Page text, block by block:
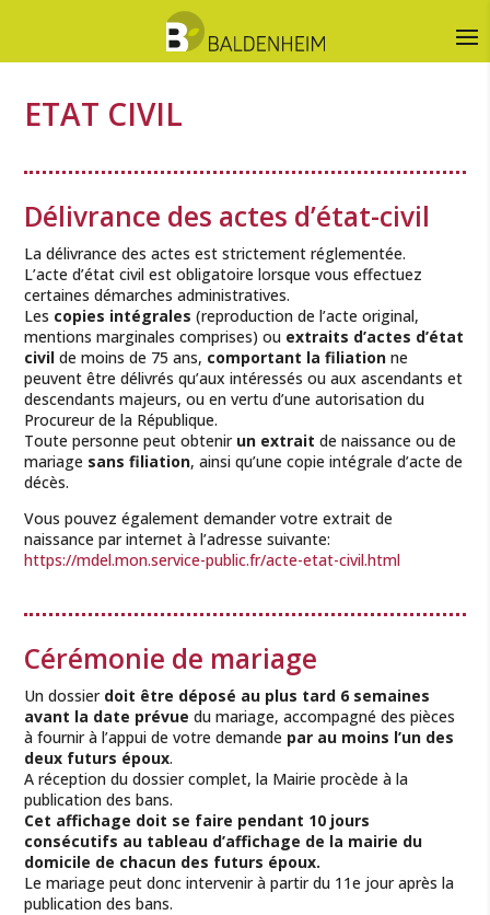
ETAT CIVIL
Délivrance des actes d’état-civil
La délivrance des actes est strictement réglementée.
L’acte d’état civil est obligatoire lorsque vous effectuez
certaines démarches administratives.
Les copies intégrales (reproduction de l’acte original,
mentions marginales comprises) ou extraits d’actes d’état
civil de moins de 75 ans, comportant la filiation ne
peuvent être délivrés qu’aux intéressés ou aux ascendants et
descendants majeurs, ou en vertu d’une autorisation du
Procureur de la République.
Toute personne peut obtenir un extrait de naissance ou de
mariage sans filiation, ainsi qu’une copie intégrale d’acte de
décès.
Vous pouvez également demander votre extrait de
naissance par internet à l’adresse suivante:
https://mdel.mon.service-public.fr/acte-etat-civil.html
Cérémonie de mariage
Un dossier doit être déposé au plus tard 6 semaines
avant la date prévue du mariage, accompagné des pièces
à fournir à l’appui de votre demande par au moins l’un des
deux futurs époux.
A réception du dossier complet, la Mairie procède à la
publication des bans.
Cet affichage doit se faire pendant 10 jours
consécutifs au tableau d’affichage de la mairie du
domicile de chacun des futurs époux.
Le mariage peut donc intervenir à partir du 11e jour après la
publication des bans.